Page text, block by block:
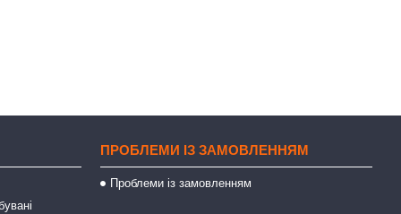
ПРОБЛЕМИ ІЗ ЗАМОВЛЕННЯМ
Проблеми із замовленням